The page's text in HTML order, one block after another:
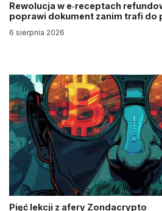
Rewolucja w e‑receptach
poprawi dokument zanim trafi do
6 sierpnia 2026
Pięć lekcji z afery Zondacrypto